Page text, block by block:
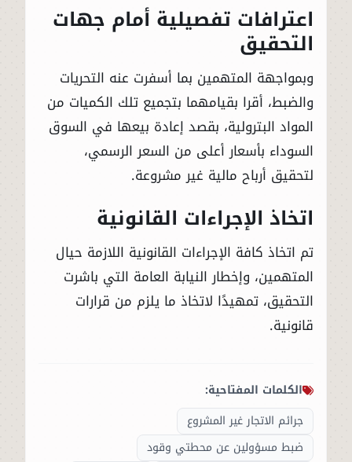
اعترافات تفصيلية أمام جهات
التحقيق
وبمواجهة المتهمين بما أسفرت عنه التحريات
والضبط، أقرا بقيامهما بتجميع تلك الكميات من
المواد البترولية، بقصد إعادة بيعها في السوق
السوداء بأسعار أعلى من السعر الرسمي،
لتحقيق أرباح مالية غير مشروعة.
اتخاذ الإجراءات القانونية
تم اتخاذ كافة الإجراءات القانونية اللازمة حيال
المتهمين، وإخطار النيابة العامة التي باشرت
التحقيق، تمهيدًا لاتخاذ ما يلزم من قرارات
قانونية.
الكلمات المفتاحية:
جرائم الاتجار غير المشروع
ضبط مسؤولين عن محطتي وقود